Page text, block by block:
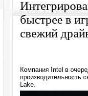
быстрее в
свежий
Компания Intel в
производительность
Lake.